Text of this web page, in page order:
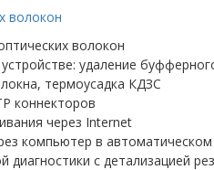
волокон
волокон
удаление
термоусадка КДЗС
коннекторов
через Internet
компьютер в
диагностики с детализацией